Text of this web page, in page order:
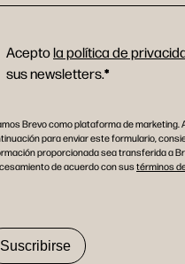
y miembro
donde investiga
de neuroimagen.
Aceptola política de
sus newsletters.
Brevo como plataforma de marketing.
para enviar este formulario,
proporcionada sea transferida a
de acuerdo con sustérminos
Suscribirse